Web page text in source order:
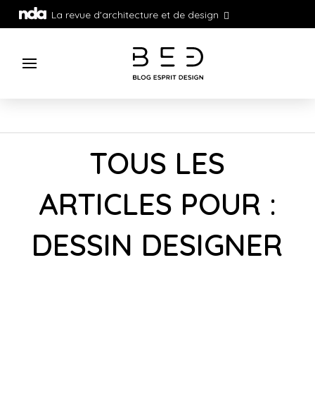
La revue d'architecture et de design
TOUS LES
ARTICLES POUR :
DESSIN DESIGNER